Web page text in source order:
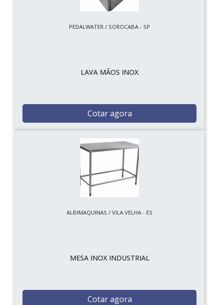
PEDALWATER / SOROCABA - SP
LAVA MÃOS INOX
Cotar agora
ALBIMAQUINAS / VILA VELHA - ES
MESA INOX INDUSTRIAL
Cotar agora